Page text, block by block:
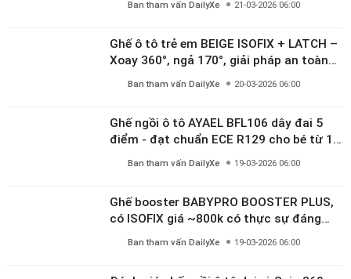
Ban tham vấn DailyXe 21-03-2026 06:00
Ghế ô tô trẻ em BEIGE ISOFIX + LATCH –
Xoay 360°, ngả 170°, giải pháp an toàn
linh hoạt cho bé 0–10 tuổi
Ban tham vấn DailyXe 20-03-2026 06:00
Ghế ngồi ô tô AYAEL BFL106 dây đai 5
điểm - đạt chuẩn ECE R129 cho bé từ 1–
Ban tham vấn DailyXe 19-03-2026 06:00
Ghế booster BABYPRO BOOSTER PLUS,
có ISOFIX giá ~800k có thực sự đáng
Ban tham vấn DailyXe 19-03-2026 06:00